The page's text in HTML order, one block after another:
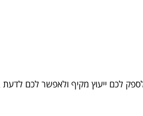
לכם ייעוץ מקיף ולאפשר לכם